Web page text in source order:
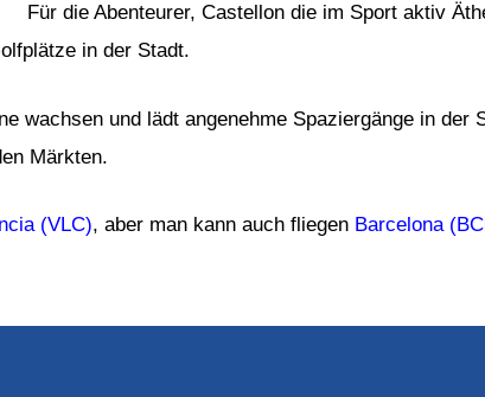
Für die Abenteurer, Castellon die im Sport aktiv
in der Stadt.
wachsen und lädt angenehme Spaziergänge in
Märkten.
(VLC), aber man kann auch fliegen Barcelona